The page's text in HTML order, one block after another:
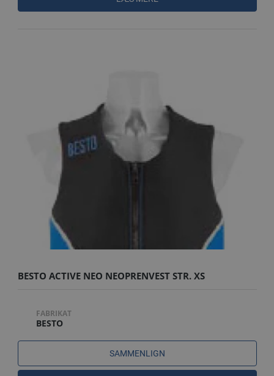
BESTO ACTIVE NEO NEOPRENVEST STR. XS
FABRIKAT
BESTO
SAMMENLIGN